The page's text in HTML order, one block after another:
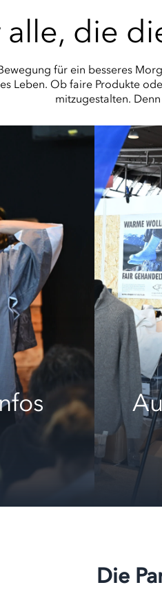
alle, die
für ein besseres
Leben. Ob faire Produkte
mitzugestalten.
Die